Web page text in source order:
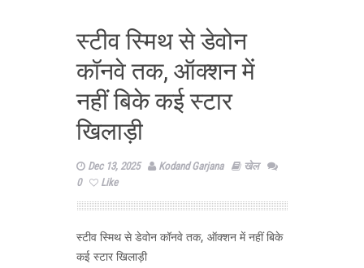
स्टीव स्मिथ से डेवोन
कॉनवे तक, ऑक्शन में
नहीं बिके कई स्टार
खिलाड़ी
Dec 13, 2025 Kodand Garjana
खेल
0
Like
स्टीव स्मिथ से डेवोन कॉनवे तक, ऑक्शन में नहीं बिके
कई स्टार खिलाड़ी